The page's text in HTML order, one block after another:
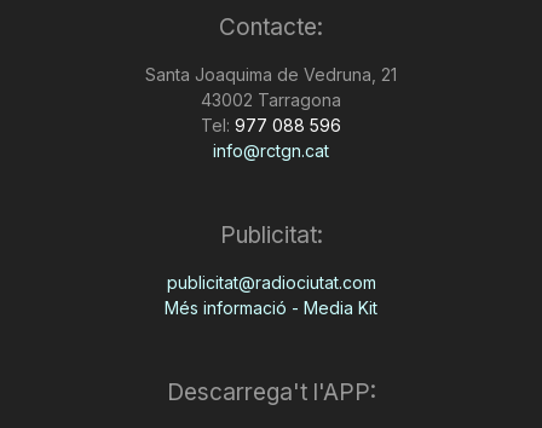
Contacte:
Santa Joaquima de Vedruna, 21
43002 Tarragona
Tel: 977 088 596
info@rctgn.cat
Publicitat:
publicitat@radiociutat.com
Més informació - Media Kit
Descarrega't l'APP: